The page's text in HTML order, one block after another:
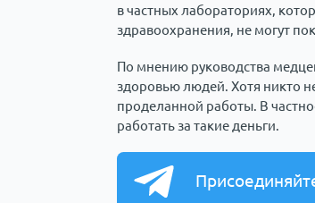
в частных лабораториях,
здравоохранения, не могут
По мнению руководства
здоровью людей. Хотя никто
проделанной работы. В
работать за такие деньги.